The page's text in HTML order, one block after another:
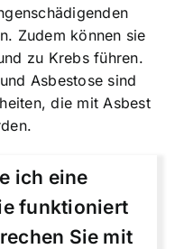
Zudem können sie
zu Krebs führen.
Asbestose sind
die mit Asbest
ich eine
funktioniert
Sie mit